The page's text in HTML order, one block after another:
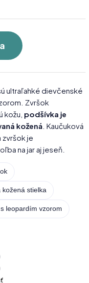
ultraľahké dievčenské
Zvršok
kožu, podšívka je
kožená . Kaučuková
zvršok je
na jar aj jeseň.
kožená stielka
leopardím vzorom